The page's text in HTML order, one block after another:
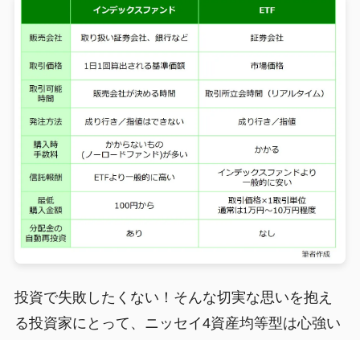
投資で失敗したくない！そんな切実な思いを抱え
る投資家にとって、ニッセイ4資産均等型は心強い